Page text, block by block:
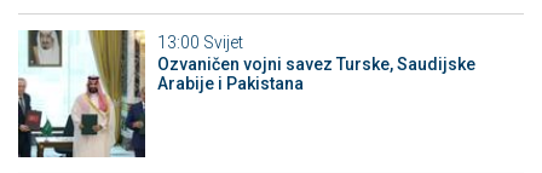
13:00 Svijet
Ozvaničen vojni savez Turske, Saudijske
Arabije i Pakistana